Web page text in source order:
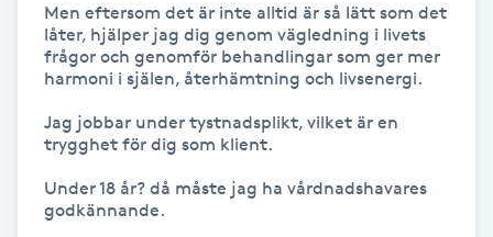
Keratinbehandling
Men eftersom det är inte alltid är så lätt som det
låter, hjälper jag dig genom vägledning i livets
frågor och genomför behandlingar som ger mer
harmoni i själen, återhämtning och livsenergi.
Jag jobbar under tystnadsplikt, vilket är en
trygghet för dig som klient.
Under 18 år? då måste jag ha vårdnadshavares
godkännande.